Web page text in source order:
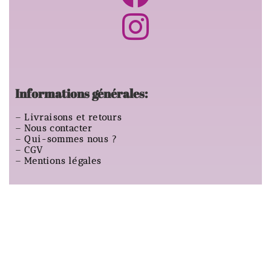
Informations générales:
–Livraisons et retours
–Nous contacter
–Qui-sommes nous ?
–CGV
–Mentions légales